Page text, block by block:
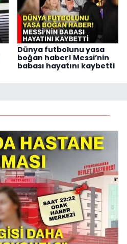
Dünya futbolunu yasa
boğan haber! Messi’nin
babası hayatını kaybetti